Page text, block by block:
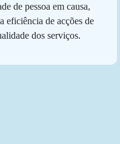
de pessoa em causa,
eficiência de acções de
dos serviços.